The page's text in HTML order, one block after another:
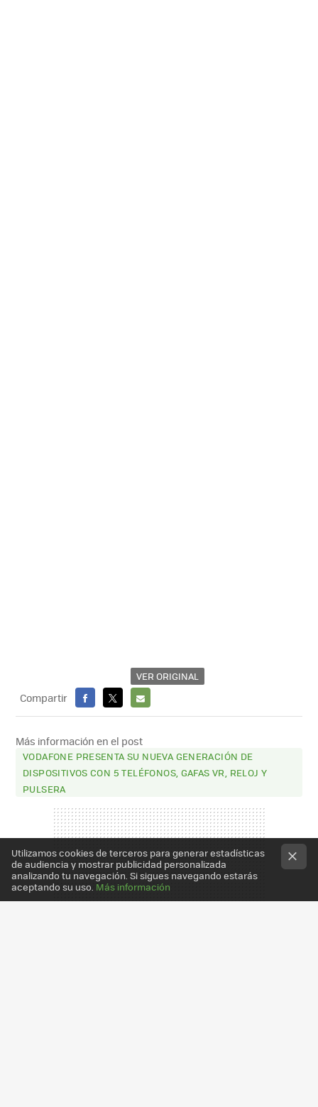
VER ORIGINAL
Compartir
FACEBOOK
X
E-
MAIL
Más información en el post
VODAFONE PRESENTA SU NUEVA GENERACIÓN DE
DISPOSITIVOS CON 5 TELÉFONOS, GAFAS VR, RELOJ Y
PULSERA
Utilizamos cookies de terceros para generar estadísticas
de audiencia y mostrar publicidad personalizada
analizando tu navegación. Si sigues navegando estarás
aceptando su uso. Más información